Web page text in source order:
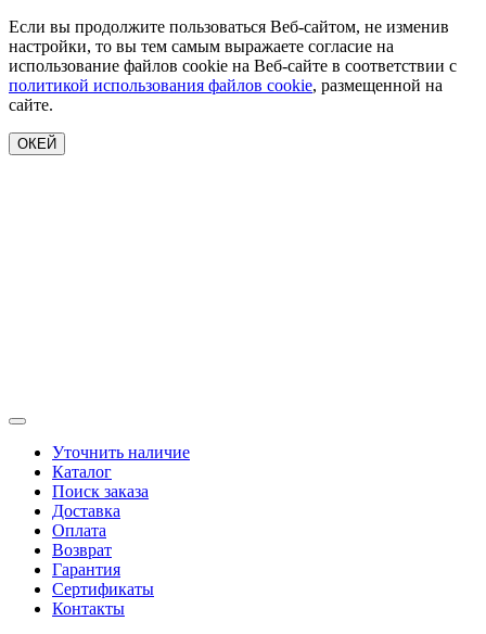
Если вы продолжите пользоваться Веб-сайтом, не изменив
настройки, то вы тем самым выражаете согласие на
использование файлов cookie на Веб-сайте в соответствии с
политикой использования файлов cookie, размещенной на
сайте.
ОКЕЙ
Уточнить наличие
Каталог
Поиск заказа
Доставка
Оплата
Возврат
Гарантия
Сертификаты
Контакты